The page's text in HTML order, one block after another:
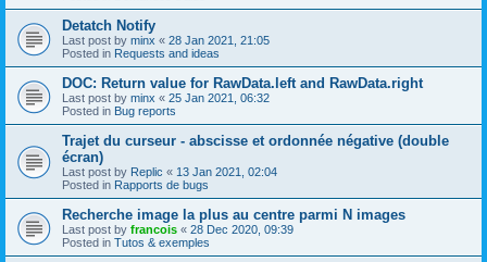
Detatch Notify
Last post by minx « 28 Jan 2021, 21:05
Posted in Requests and ideas
DOC: Return value for RawData.left and RawData.right
Last post by minx « 25 Jan 2021, 06:32
Posted in Bug reports
Trajet du curseur - abscisse et ordonnée négative (double
écran)
Last post by Replic « 13 Jan 2021, 02:04
Posted in Rapports de bugs
Recherche image la plus au centre parmi N images
Last post by francois « 28 Dec 2020, 09:39
Posted in Tutos & exemples